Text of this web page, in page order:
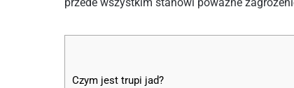
Czym jest trupi jad?